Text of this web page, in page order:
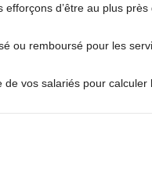
efforçons d’être au plus
ou remboursé pour les
de vos salariés pour calculer